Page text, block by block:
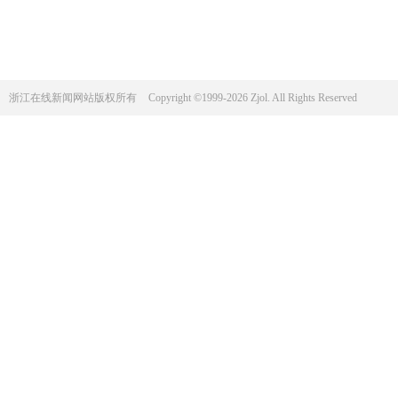
浙江在线新闻网站版权所有 Copyright ©1999-2026 Zjol. All Rights Reserved